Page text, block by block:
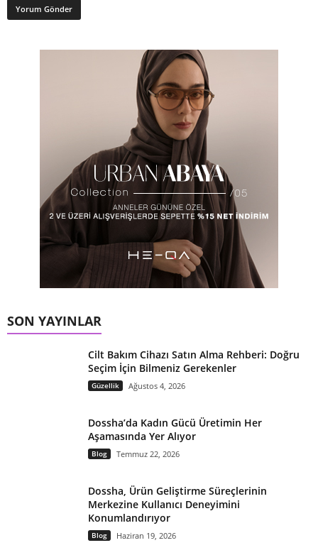
SON YAYINLAR
Cilt Bakım Cihazı Satın Alma Rehberi: Doğru
Seçim İçin Bilmeniz Gerekenler
Güzellik Ağustos 4, 2026
Dossha’da Kadın Gücü Üretimin Her
Aşamasında Yer Alıyor
Blog Temmuz 22, 2026
Dossha, Ürün Geliştirme Süreçlerinin
Merkezine Kullanıcı Deneyimini
Konumlandırıyor
Blog Haziran 19, 2026